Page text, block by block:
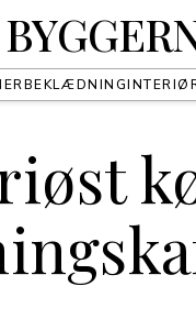
BEKLÆDNING